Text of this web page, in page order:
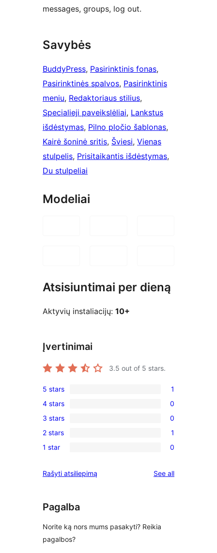
messages, groups, log out.
Savybės
BuddyPress, Pasirinktinis fonas
Pasirinktinės spalvos, Pasirinktinis
meniu, Redaktoriaus stilius
Specialieji paveikslėliai, Lankstus
išdėstymas, Pilno pločio šablonas
Kairė šoninė sritis, Šviesi, Vienas
stulpelis, Prisitaikantis išdėstymas
Du stulpeliai
Modeliai
Atsisiuntimai per dieną
Aktyvių instaliacijų: 10+
Įvertinimai
3.5 out of 5 stars.
1
5-
star
review
5 stars 1
0
4-
star
reviews
4 stars 0
0
3-
star
3 stars 0
1
2-
review
2 stars 1
0
star
1 star 0
Rašyti atsiliepimą See allreviews
Pagalba
Norite ką nors mums pasakyti? Reikia
pagalbos?